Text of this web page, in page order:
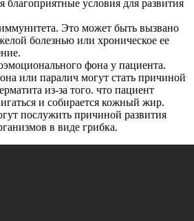
благоприятные условия для развития
Это может быть вызвано
болезнью или хроническое ее
фона у пациента.
или паралич могут стать причиной
из-за того. что пациент
и собирается кожный жир.
послужить причиной развития
в виде грибка.